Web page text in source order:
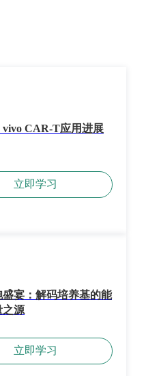
CAR-T应用进展
立即学习
盛宴：解码培养基的能
之源
立即学习